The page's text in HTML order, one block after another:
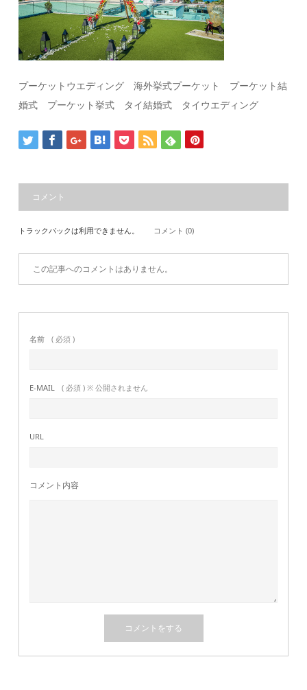
プーケットウエディング 海外挙式プーケット プーケット結
婚式 プーケット挙式 タイ結婚式 タイウエディング
コメント
トラックバックは利用できません。 コメント (0)
この記事へのコメントはありません。
名前 ( 必須 )
E-MAIL ( 必須 ) ※ 公開されません
URL
コメント内容